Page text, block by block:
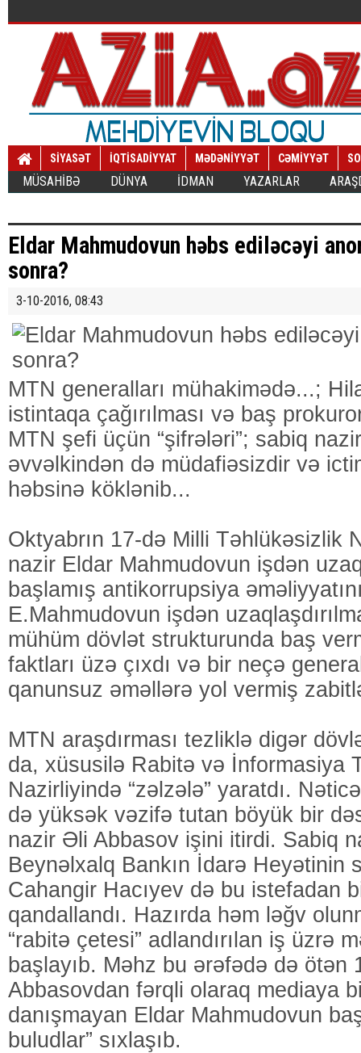
SİYASƏT İQTİSADİYYAT MƏDƏNİYYƏT CƏMİYYƏT
MÜSAHİBƏ DÜNYA İDMAN YAZARLAR
Eldar Mahmudovun həbs ediləcəyi
sonra?
3-10-2016, 08:43
MTN generalları mühakimədə...;
istintaqa çağırılması və baş
MTN şefi üçün “şifrələri”; sabiq
əvvəlkindən də müdafiəsizdir və
həbsinə köklənib...
Oktyabrın 17-də Milli Təhlükəsizlik
nazir Eldar Mahmudovun işdən
başlamış antikorrupsiya
E.Mahmudovun işdən
mühüm dövlət strukturunda baş
faktları üzə çıxdı və bir neçə
qanunsuz əməllərə yol vermiş
MTN araşdırması tezliklə digər
da, xüsusilə Rabitə və İnformasiya
Nazirliyində “zəlzələ” yaratdı.
də yüksək vəzifə tutan böyük bir
nazir Əli Abbasov işini itirdi. Sabiq
Beynəlxalq Bankın İdarə Heyətinin
Cahangir Hacıyev də bu istefadan
qandallandı. Hazırda həm ləğv
“rabitə çetesi” adlandırılan iş üzrə
başlayıb. Məhz bu ərəfədə də ötən
Abbasovdan fərqli olaraq mediaya
danışmayan Eldar Mahmudovun
buludlar” sıxlaşıb.